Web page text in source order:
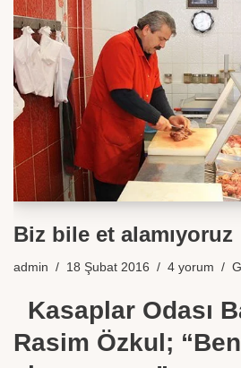
Biz bile et alamıyoruz
admin 18 Şubat 2016 4 yorum
Kasaplar Odası
Rasim Özkul;